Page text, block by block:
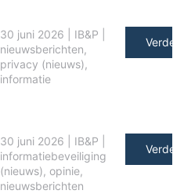
30 juni 2026 IB&P
nieuwsberichten,
privacy (nieuws),
informatie
Verder
30 juni 2026 IB&P
informatiebeveiliging
(nieuws), opinie,
nieuwsberichten
Verder